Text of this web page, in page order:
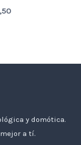
y domótica.
a tí.